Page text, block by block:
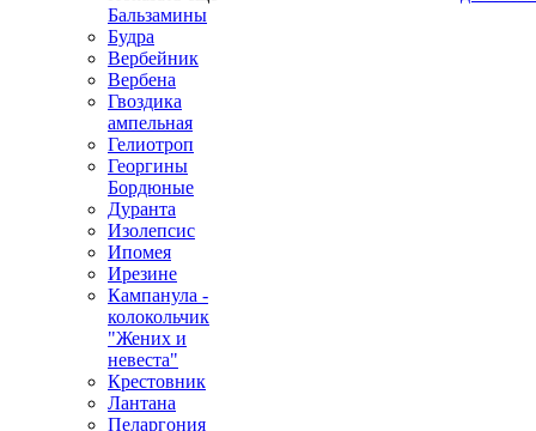
Бальзамины
Будра
Вербейник
Вербена
Гвоздика
ампельная
Гелиотроп
Георгины
Бордюные
Дуранта
Изолепсис
Ипомея
Ирезине
Кампанула -
колокольчик
"Жених и
невеста"
Крестовник
Лантана
Пеларгония